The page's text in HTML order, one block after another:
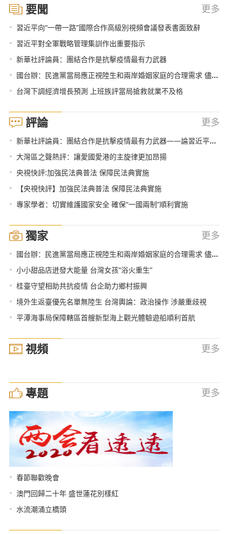
要聞 更多
• 習近平向“一帶一路”國際合作高級別視頻會議發表書面致辭
• 習近平對全軍戰略管理集訓作出重要指示
• 新華社評論員：團結合作是抗擊疫情最有力武器
• 國台辦：民進黨當局應正視陸生和兩岸婚姻家庭的合理需求 儘快取消歧視性措施
• 台灣下調經濟增長預測 上班族評當局搶救就業不及格
評論 更多
• 新華社評論員：團結合作是抗擊疫情最有力武器——論習近平主席在中非團結抗疫特別峰會主旨講話
• 大灣區之聲熱評：讓愛國愛港的主旋律更加昂揚
• 央視快評:加強民法典普法 保障民法典實施
• 【央視快評】加強民法典普法 保障民法典實施
• 專家學者：切實維護國家安全 確保“一國兩制”順利實施
獨家 更多
• 國台辦：民進黨當局應正視陸生和兩岸婚姻家庭的合理需求 儘快取消歧視性措施
• 小小甜品店迸發大能量 台灣女孩“浴火重生”
• 桂臺守望相助共抗疫情 台企助力鄉村振興
• 境外生返臺優先名單無陸生 台灣輿論：政治操作 涉嚴重歧視
• 平潭海事局保障轄區首艘新型海上觀光體驗遊船順利首航
視頻 更多
專題 更多
• 春節聯歡晚會
• 澳門回歸二十年 盛世蓮花別樣紅
• 水流潮涌立橋頭